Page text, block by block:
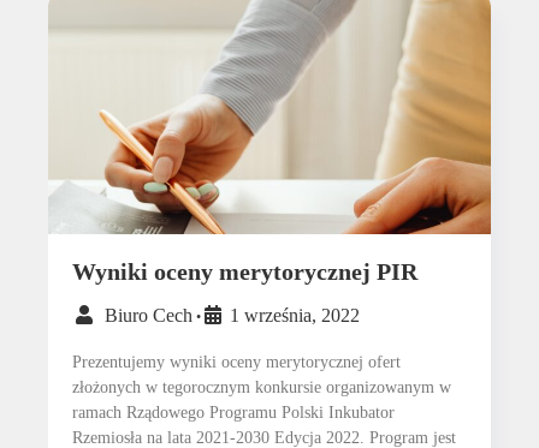
Wyniki oceny merytorycznej PIR
Biuro Cech • 1 września, 2022
Prezentujemy wyniki oceny merytorycznej ofert
złożonych w tegorocznym konkursie organizowanym w
ramach Rządowego Programu Polski Inkubator
Rzemiosła na lata 2021-2030 Edycja 2022. Program jest